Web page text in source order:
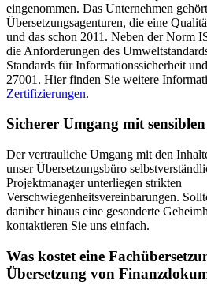
eingenommen. Das Unternehmen
Übersetzungsagenturen, die eine
und das schon 2011. Neben der Norm
die Anforderungen des
Standards für Informationssicherheit
27001. Hier finden Sie weitere
Zertifizierungen.
Sicherer Umgang mit
Der vertrauliche Umgang mit den
unser Übersetzungsbüro
Projektmanager unterliegen strikten
Verschwiegenheitsvereinbarungen.
darüber hinaus eine gesonderte
kontaktieren Sie uns einfach.
Was kostet eine
Übersetzung von